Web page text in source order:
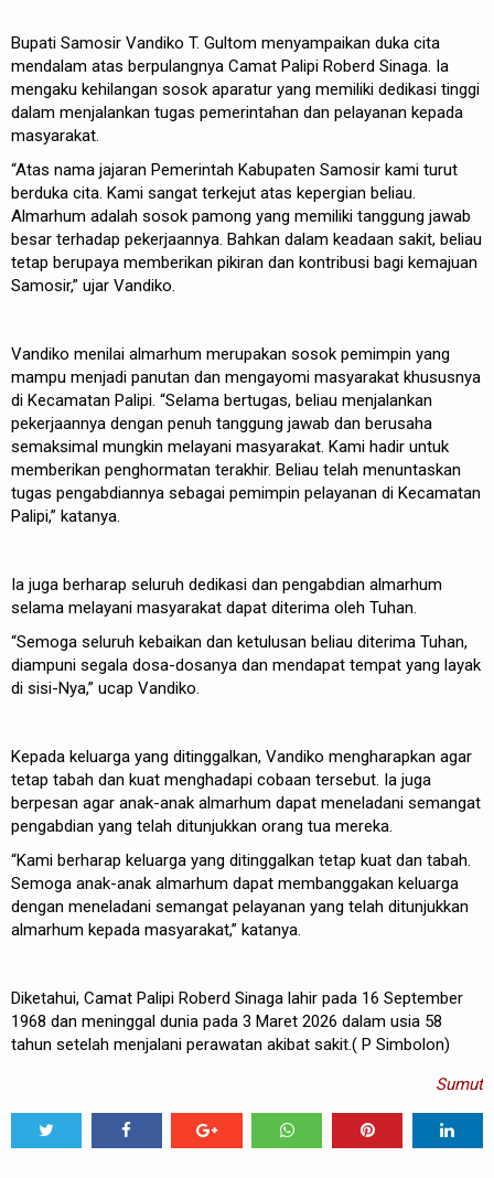
Bupati Samosir Vandiko T. Gultom menyampaikan duka cita
mendalam atas berpulangnya Camat Palipi Roberd Sinaga. Ia
mengaku kehilangan sosok aparatur yang memiliki dedikasi tinggi
dalam menjalankan tugas pemerintahan dan pelayanan kepada
masyarakat.
“Atas nama jajaran Pemerintah Kabupaten Samosir kami turut
berduka cita. Kami sangat terkejut atas kepergian beliau.
Almarhum adalah sosok pamong yang memiliki tanggung jawab
besar terhadap pekerjaannya. Bahkan dalam keadaan sakit, beliau
tetap berupaya memberikan pikiran dan kontribusi bagi kemajuan
Samosir,” ujar Vandiko.
Vandiko menilai almarhum merupakan sosok pemimpin yang
mampu menjadi panutan dan mengayomi masyarakat khususnya
di Kecamatan Palipi. “Selama bertugas, beliau menjalankan
pekerjaannya dengan penuh tanggung jawab dan berusaha
semaksimal mungkin melayani masyarakat. Kami hadir untuk
memberikan penghormatan terakhir. Beliau telah menuntaskan
tugas pengabdiannya sebagai pemimpin pelayanan di Kecamatan
Palipi,” katanya.
Ia juga berharap seluruh dedikasi dan pengabdian almarhum
selama melayani masyarakat dapat diterima oleh Tuhan.
“Semoga seluruh kebaikan dan ketulusan beliau diterima Tuhan,
diampuni segala dosa-dosanya dan mendapat tempat yang layak
di sisi-Nya,” ucap Vandiko.
Kepada keluarga yang ditinggalkan, Vandiko mengharapkan agar
tetap tabah dan kuat menghadapi cobaan tersebut. Ia juga
berpesan agar anak-anak almarhum dapat meneladani semangat
pengabdian yang telah ditunjukkan orang tua mereka.
“Kami berharap keluarga yang ditinggalkan tetap kuat dan tabah.
Semoga anak-anak almarhum dapat membanggakan keluarga
dengan meneladani semangat pelayanan yang telah ditunjukkan
almarhum kepada masyarakat,” katanya.
Diketahui, Camat Palipi Roberd Sinaga lahir pada 16 September
1968 dan meninggal dunia pada 3 Maret 2026 dalam usia 58
tahun setelah menjalani perawatan akibat sakit.( P Simbolon)
Sumut